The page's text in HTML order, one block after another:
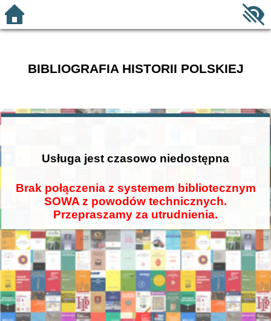
BIBLIOGRAFIA HISTORII POLSKIEJ
Usługa jest czasowo niedostępna
Brak połączenia z systemem bibliotecznym
SOWA z powodów technicznych.
Przepraszamy za utrudnienia.